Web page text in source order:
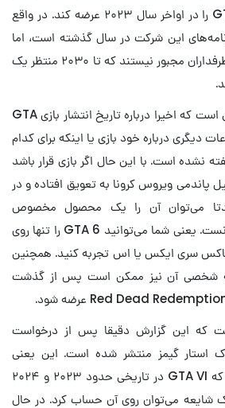
قصد داشته تا بازی GTA 6 را در اواخر سال ۲۰۲۳ عرضه کند‌. در واقع
این شرکت در سال گذشته است، اما
حداقل می‌توان گفت که طرفداران مجبور نیستند که تا ۲۰۳۰ منتظر یک
متاسفانه این تمام گزارشی است که اخیرا درباره تاریخ انتشار بازی GTA
دیگری درباره خود بازی یا اینکه برای کدام
نشده است. با این حال اگر بازی قرار باشد
یا به دلیل پاندمی ویروس کرونا به تعویق افتاده و در
قاعدتا می‌توان آن را یک محصول مخصوص
کنسول‌های نسل نهمی دانست. یعنی شما می‌توانید GTA 6 را تنها روی
5 و ایکس باکس سری ایکس یا اس تجربه کنید. همچنین
شخصی آن نیز ممکن است پس از گذشت
که این گزارش دقیقا پس از درخواست
استار گیمز منتشر شده است. این یعنی
می‌توان کمی مطمئن بود که GTA VI در تاریخی حدود ۲۰۲۳ و ۲۰۲۴
می‌توان روی آن حساب کرد. در حال